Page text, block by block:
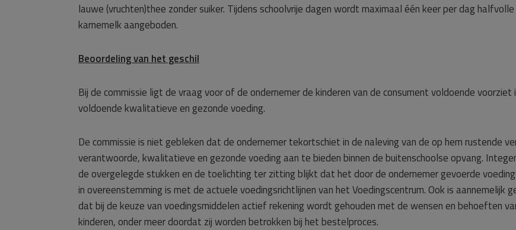
lauwe (vruchten)thee zonder suiker. Tijdens schoolvrije dagen wordt maximaal één keer per dag
karnemelk aangeboden.
Beoordeling van het geschil
Bij de commissie ligt de vraag voor of de ondernemer de kinderen van de consument voldoende voorziet
voldoende kwalitatieve en gezonde voeding.
De commissie is niet gebleken dat de ondernemer tekortschiet in de naleving van de op hem rustende
verantwoorde, kwalitatieve en gezonde voeding aan te bieden binnen de buitenschoolse opvang.
de overgelegde stukken en de toelichting ter zitting blijkt dat het door de ondernemer gevoerde
in overeenstemming is met de actuele voedingsrichtlijnen van het Voedingscentrum. Ook is aannemelijk
dat bij de keuze van voedingsmiddelen actief rekening wordt gehouden met de wensen en behoeften
kinderen, onder meer doordat zij worden betrokken bij het bestelproces.